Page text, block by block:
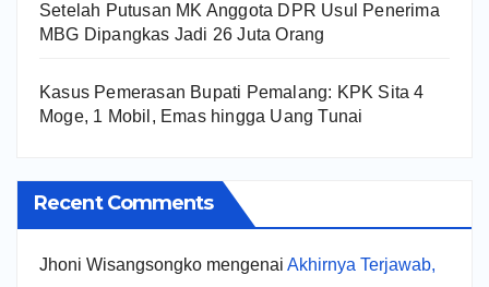
Setelah Putusan MK Anggota DPR Usul Penerima
MBG Dipangkas Jadi 26 Juta Orang
Kasus Pemerasan Bupati Pemalang: KPK Sita 4
Moge, 1 Mobil, Emas hingga Uang Tunai
Recent Comments
Jhoni Wisangsongko mengenai Akhirnya Terjawab,